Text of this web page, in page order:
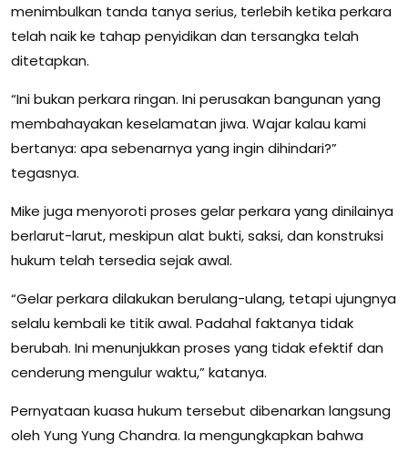
menimbulkan tanda tanya serius, terlebih ketika perkara
telah naik ke tahap penyidikan dan tersangka telah
ditetapkan.
“Ini bukan perkara ringan. Ini perusakan bangunan yang
membahayakan keselamatan jiwa. Wajar kalau kami
bertanya: apa sebenarnya yang ingin dihindari?”
tegasnya.
Mike juga menyoroti proses gelar perkara yang dinilainya
berlarut-larut, meskipun alat bukti, saksi, dan konstruksi
hukum telah tersedia sejak awal.
“Gelar perkara dilakukan berulang-ulang, tetapi ujungnya
selalu kembali ke titik awal. Padahal faktanya tidak
berubah. Ini menunjukkan proses yang tidak efektif dan
cenderung mengulur waktu,” katanya.
Pernyataan kuasa hukum tersebut dibenarkan langsung
oleh Yung Yung Chandra. Ia mengungkapkan bahwa